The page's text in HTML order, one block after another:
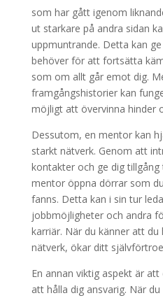
som har gått igenom
ut starkare på andra sidan
uppmuntrande. Detta kan
behöver för att fortsätta
som om allt går emot dig.
framgångshistorier kan
möjligt att övervinna hinder
Dessutom, en mentor kan
starkt nätverk. Genom att
kontakter och ge dig
mentor öppna dörrar som
fanns. Detta kan i sin tur
jobbmöjligheter och andra
karriär. När du känner att
nätverk, ökar ditt
En annan viktig aspekt är
att hålla dig ansvarig. När